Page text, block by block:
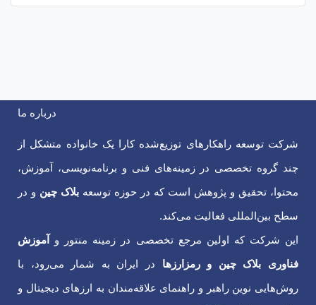
درباره ما
شرکت توسعه راهکارهای توزیع‌شده کارا یک خانواده متشکل از
چند گروه تخصصی در زمینه‌های فنی و برنامه‌نویسی، آموزش،
محتوا، تحقیق و پژوهش است که در حوزه توسعه بلاک چین و در
سطح بین‌المللی فعالیت می‌کند.
این شرکت که اولین مرجع تخصصی در زمینه منتور و
آموزش
فناوری بلاک چین و رمزارزها در ایران به شمار می‌رود، با
روش‌هایی نوین راهبر و راهنمای علاقه‌مندان به ارزهای دیجیتال و